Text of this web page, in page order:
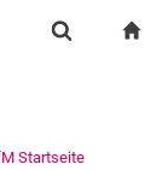
zu: Inhalt
zu: Suche
zu:
Startseite